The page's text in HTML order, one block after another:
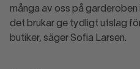
många av oss på
det brukar ge tydligt utslag
butiker, säger Sofia Larsen.